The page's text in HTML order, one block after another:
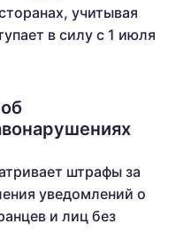
учитывая
в силу с 1 июля
штрафы за
уведомлений о
и лиц без